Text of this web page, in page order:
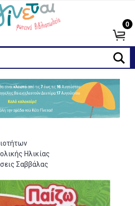
0
Ηλικίας
Σαββάλας